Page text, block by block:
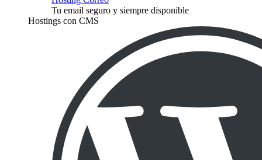
Tu email seguro y siempre disponible
Hostings con CMS